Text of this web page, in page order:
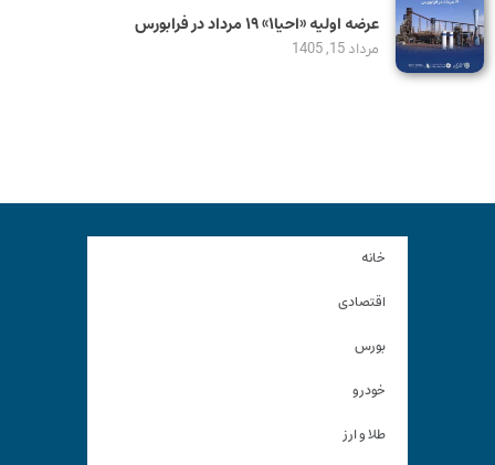
عرضه اولیه «احیا۱» ۱۹ مرداد در فرابورس
مرداد 15, 1405
خانه
اقتصادی
بورس
خودرو
طلا و ارز